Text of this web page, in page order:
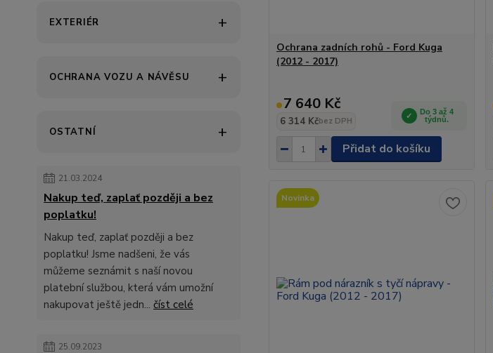
EXTERIÉR
OCHRANA VOZU A NÁVĚSU
OSTATNÍ
21.03.2024
Nakup teď, zaplať později a bez
poplatku!
Nakup teď, zaplať později a bez
poplatku! Jsme nadšeni, že vás
můžeme seznámit s naší novou
platební službou, která vám umožní
nakupovat ještě jedn... číst celé
25.09.2023
Ochrana zadních rohů - Ford Kuga
(2012 - 2017)
7 640 Kč
6 314 Kčbez DPH
Do 3 až 4
týdnů.
Přidat do košíku
Novinka